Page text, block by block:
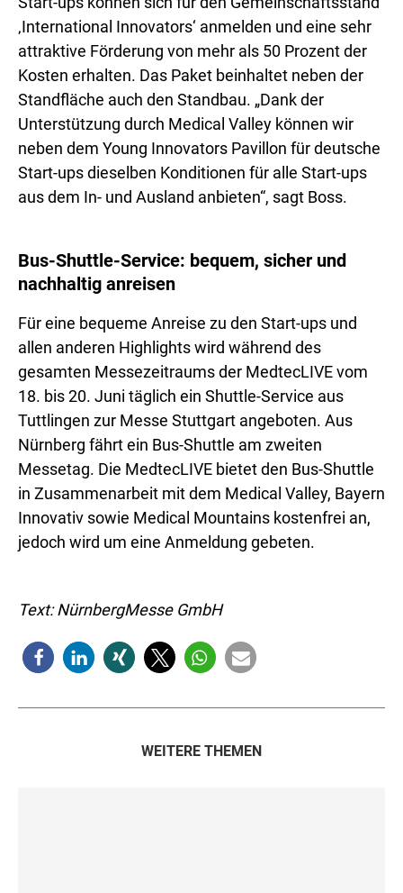
‚International Innovators‘ anmelden und eine sehr
attraktive Förderung von mehr als 50 Prozent der
Kosten erhalten. Das Paket beinhaltet neben der
Standfläche auch den Standbau. „Dank der
Unterstützung durch Medical Valley können wir
neben dem Young Innovators Pavillon für deutsche
Start-ups dieselben Konditionen für alle Start-ups
aus dem In- und Ausland anbieten“, sagt Boss.
Bus-Shuttle-Service: bequem, sicher und
nachhaltig anreisen
Für eine bequeme Anreise zu den Start-ups und
allen anderen Highlights wird während des
gesamten Messezeitraums der MedtecLIVE vom
18. bis 20. Juni täglich ein Shuttle-Service aus
Tuttlingen zur Messe Stuttgart angeboten. Aus
Nürnberg fährt ein Bus-Shuttle am zweiten
Messetag. Die MedtecLIVE bietet den Bus-Shuttle
in Zusammenarbeit mit dem Medical Valley, Bayern
Innovativ sowie Medical Mountains kostenfrei an,
jedoch wird um eine Anmeldung gebeten.
Text: NürnbergMesse GmbH
WEITERE THEMEN